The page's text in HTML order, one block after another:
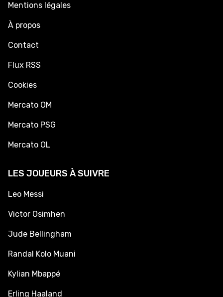
Mentions légales
À propos
Contact
Flux RSS
Cookies
Mercato OM
Mercato PSG
Mercato OL
LES JOUEURS À SUIVRE
Leo Messi
Victor Osimhen
Jude Bellingham
Randal Kolo Muani
Kylian Mbappé
Erling Haaland